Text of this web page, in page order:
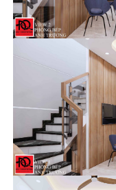
Lầu 1:2 Phòng ngủ (1